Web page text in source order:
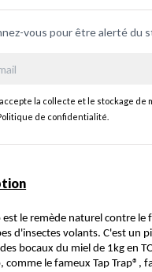
vous pour être alerté du
la collecte et le stockage
de confidentialité
est le remède naturel contre
d'insectes volants. C'est un
bocaux du miel de 1kg en
comme le fameux Tap